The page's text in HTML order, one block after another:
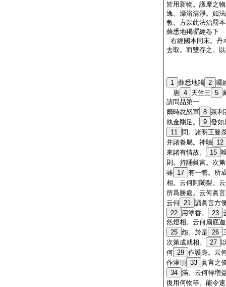
皆用新物。護摩之
逸。澡浴清淨。如
教。方以此法治罰
蘇悉地羯囉經卷下
右經國本同宋。丹
去取。而雙存之。
1 蘇悉地羯 2 囉
唐 4 天竺三 5
請問品第一
爾時忿怒軍 8 茶利
執金剛足。
9 發如
11 問。諸明王曼
并諸眷屬。神驗 12
來諸有情故。
15
則。持誦眞言。次
雖 17 有一體。所
相。云何阿闍梨。
所爲勝處。云何眞
云何 21 誦眞言方
22 用塗香。 23
然燈相。云何扇底
25 怨。於是 26
次第成就相。
27
何 29 作護身。云
作灌頂 33 眞言之
34 滿。云何得増
復用何物等。能令